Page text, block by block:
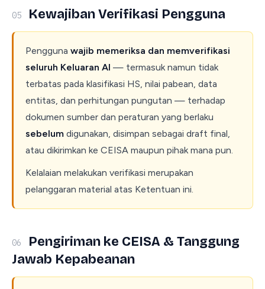
05 Kewajiban Verifikasi Pengguna
Pengguna wajib memeriksa dan memverifikasi
seluruh Keluaran AI — termasuk namun tidak
terbatas pada klasifikasi HS, nilai pabean, data
entitas, dan perhitungan pungutan — terhadap
dokumen sumber dan peraturan yang berlaku
sebelum digunakan, disimpan sebagai draft final,
atau dikirimkan ke CEISA maupun pihak mana pun.
Kelalaian melakukan verifikasi merupakan
pelanggaran material atas Ketentuan ini.
06
Pengiriman ke CEISA & Tanggung
Jawab Kepabeanan